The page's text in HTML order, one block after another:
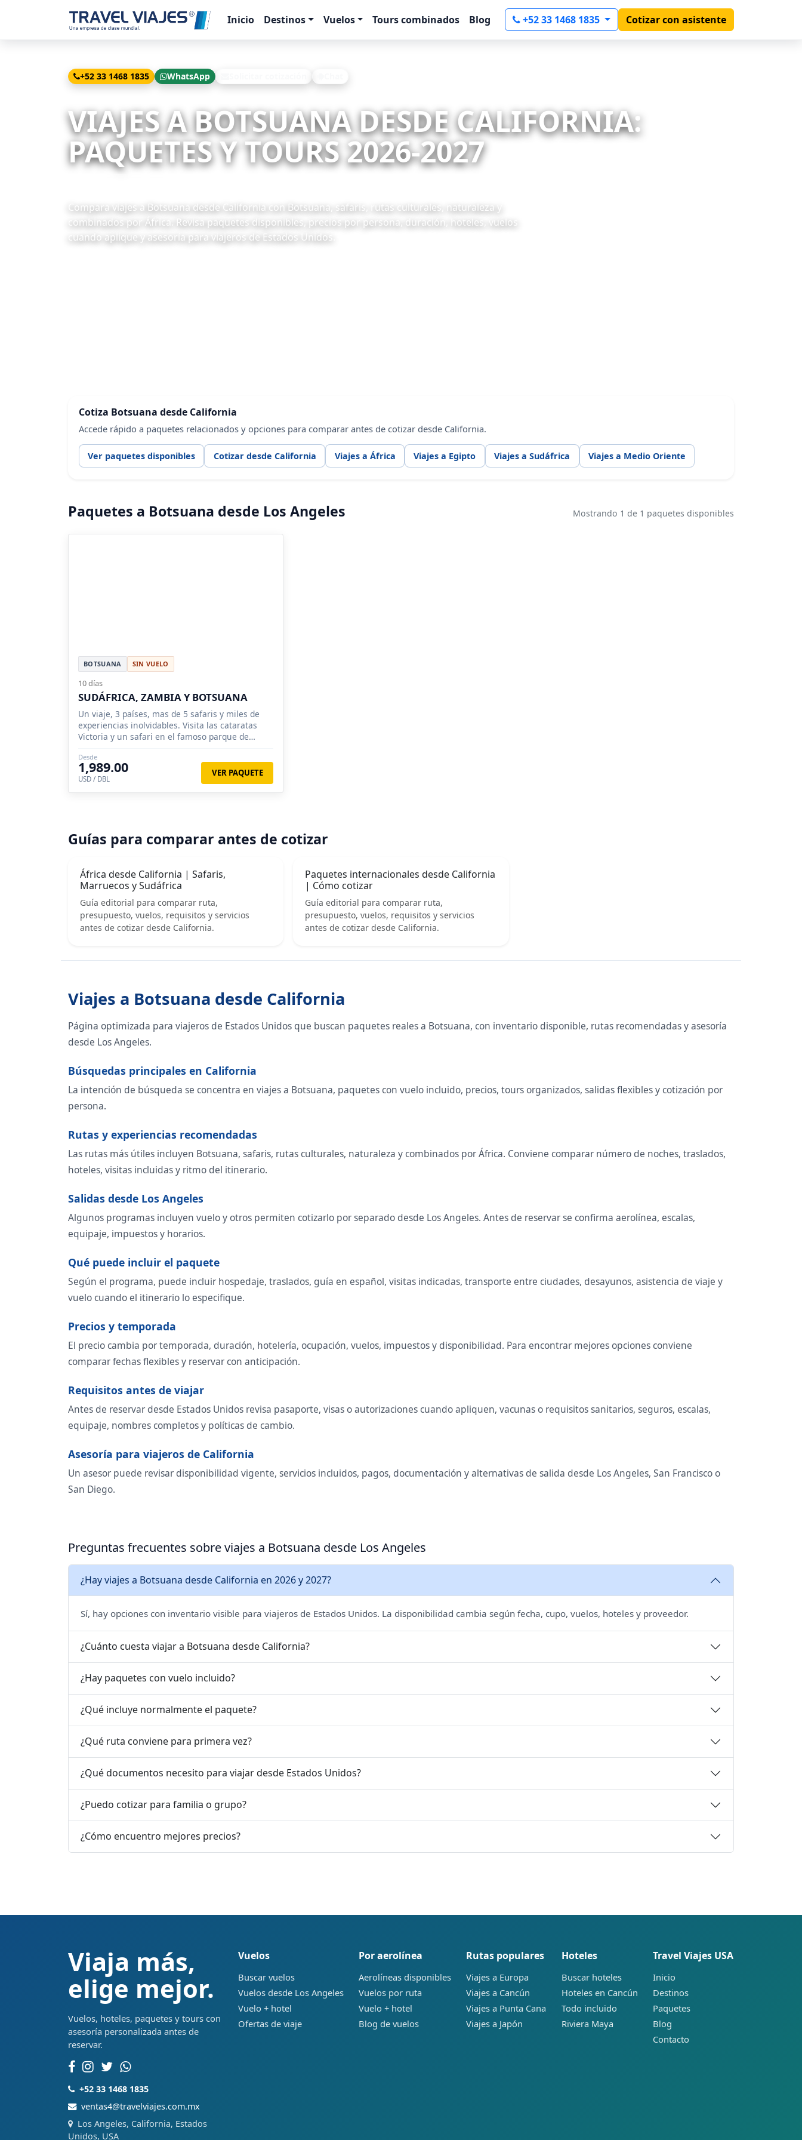
Inicio Destinos Vuelos Tours combinados Blog +52 33 1468 1835 Cotizar con asistente
+52 33 1468 1835 WhatsApp
VIAJES A BOTSUANA DESDE CALIFORNIA:
PAQUETES Y TOURS 2026-2027
Compara viajes a Botsuana desde California con Botsuana, safaris, rutas culturales, naturaleza y
combinados por África. Revisa paquetes disponibles, precios por persona, duración, hoteles, vuelos
cuando aplique y asesoría para viajeros de Estados Unidos.
Cotiza Botsuana desde California
Accede rápido a paquetes relacionados y opciones para comparar antes de cotizar desde California.
Ver paquetes disponibles Cotizar desde California Viajes a África Viajes a Egipto Viajes a Sudáfrica Viajes a Medio Oriente
Paquetes a Botsuana desde Los Angeles Mostrando 1 de 1 paquetes disponibles
BOTSUANA SIN VUELO
10 días
SUDÁFRICA, ZAMBIA Y BOTSUANA
Un viaje, 3 países, mas de 5 safaris y miles de
experiencias inolvidables. Visita las cataratas
Victoria y un safari en el famoso parque de
Desde
1,989.00
USD / DBL
VER PAQUETE
Guías para comparar antes de cotizar
África desde California | Safaris,
Marruecos y Sudáfrica
Guía editorial para comparar ruta,
presupuesto, vuelos, requisitos y servicios
antes de cotizar desde California.
Paquetes internacionales desde California
| Cómo cotizar
Guía editorial para comparar ruta,
presupuesto, vuelos, requisitos y servicios
antes de cotizar desde California.
Viajes a Botsuana desde California
Página optimizada para viajeros de Estados Unidos que buscan paquetes reales a Botsuana, con inventario disponible, rutas recomendadas y asesoría
desde Los Angeles.
Búsquedas principales en California
La intención de búsqueda se concentra en viajes a Botsuana, paquetes con vuelo incluido, precios, tours organizados, salidas flexibles y cotización por
persona.
Rutas y experiencias recomendadas
Las rutas más útiles incluyen Botsuana, safaris, rutas culturales, naturaleza y combinados por África. Conviene comparar número de noches, traslados,
hoteles, visitas incluidas y ritmo del itinerario.
Salidas desde Los Angeles
Algunos programas incluyen vuelo y otros permiten cotizarlo por separado desde Los Angeles. Antes de reservar se confirma aerolínea, escalas,
equipaje, impuestos y horarios.
Qué puede incluir el paquete
Según el programa, puede incluir hospedaje, traslados, guía en español, visitas indicadas, transporte entre ciudades, desayunos, asistencia de viaje y
vuelo cuando el itinerario lo especifique.
Precios y temporada
El precio cambia por temporada, duración, hotelería, ocupación, vuelos, impuestos y disponibilidad. Para encontrar mejores opciones conviene
comparar fechas flexibles y reservar con anticipación.
Requisitos antes de viajar
Antes de reservar desde Estados Unidos revisa pasaporte, visas o autorizaciones cuando apliquen, vacunas o requisitos sanitarios, seguros, escalas,
equipaje, nombres completos y políticas de cambio.
Asesoría para viajeros de California
Un asesor puede revisar disponibilidad vigente, servicios incluidos, pagos, documentación y alternativas de salida desde Los Angeles, San Francisco o
San Diego.
Preguntas frecuentes sobre viajes a Botsuana desde Los Angeles
¿Hay viajes a Botsuana desde California en 2026 y 2027?
Sí, hay opciones con inventario visible para viajeros de Estados Unidos. La disponibilidad cambia según fecha, cupo, vuelos, hoteles y proveedor.
¿Cuánto cuesta viajar a Botsuana desde California?
¿Hay paquetes con vuelo incluido?
¿Qué incluye normalmente el paquete?
¿Qué ruta conviene para primera vez?
¿Qué documentos necesito para viajar desde Estados Unidos?
¿Puedo cotizar para familia o grupo?
¿Cómo encuentro mejores precios?
Viaja más,
elige mejor.
Vuelos, hoteles, paquetes y tours con
asesoría personalizada antes de
reservar.
+52 33 1468 1835
ventas4@travelviajes.com.mx
Los Angeles, California, Estados
Unidos, USA
Vuelos
Buscar vuelos
Vuelos desde Los Angeles
Vuelo + hotel
Ofertas de viaje
Por aerolínea
Aerolíneas disponibles
Vuelos por ruta
Vuelo + hotel
Blog de vuelos
Rutas populares
Viajes a Europa
Viajes a Cancún
Viajes a Punta Cana
Viajes a Japón
Hoteles
Buscar hoteles
Hoteles en Cancún
Todo incluido
Riviera Maya
Travel Viajes USA
Inicio
Destinos
Paquetes
Blog
Contacto